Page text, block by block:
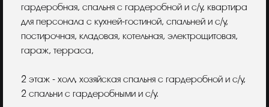
гардеробная, спальня с гардеробной и с/у, квартира
для персонала с кухней-гостиной, спальней и с/у,
постирочная, кладовая, котельная, электрощитовая,
гараж, терраса,
2 этаж - холл, хозяйская спальня с гардеробной и с/у,
2 спальни с гардеробными и с/у.